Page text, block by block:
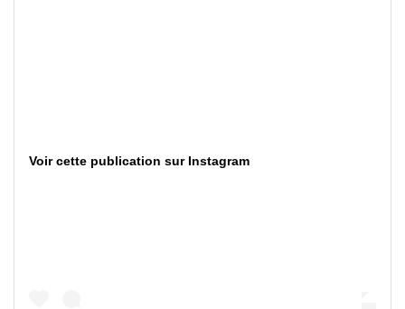
Voir cette publication sur Instagram